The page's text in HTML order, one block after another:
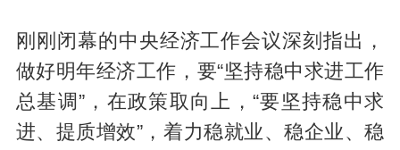
刚刚闭幕的中央经济工作会议深刻指出，
做好明年经济工作，要“坚持稳中求进工作
总基调”，在政策取向上，“要坚持稳中求
进、提质增效”，着力稳就业、稳企业、稳